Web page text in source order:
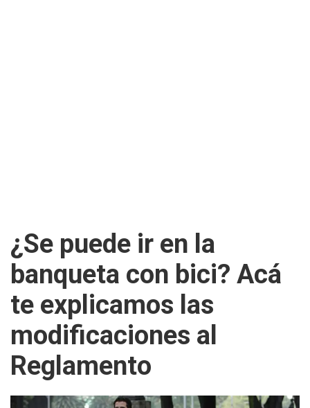
¿Se puede ir en la
banqueta con bici? Acá
te explicamos las
modificaciones al
Reglamento